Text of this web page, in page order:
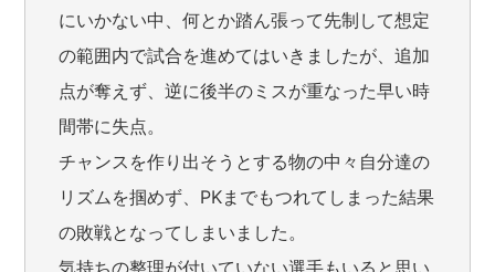
にいかない中、何とか踏ん張って先制して想定
の範囲内で試合を進めてはいきましたが、追加
点が奪えず、逆に後半のミスが重なった早い時
間帯に失点。
チャンスを作り出そうとする物の中々自分達の
リズムを掴めず、PKまでもつれてしまった結果
の敗戦となってしまいました。